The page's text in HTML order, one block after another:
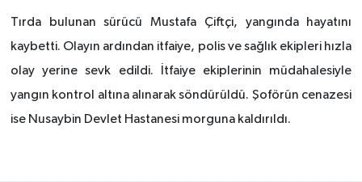
Tırda bulunan sürücü Mustafa Çiftçi, yangında hayatını
kaybetti. Olayın ardından itfaiye, polis ve sağlık ekipleri hızla
olay yerine sevk edildi. İtfaiye ekiplerinin müdahalesiyle
yangın kontrol altına alınarak söndürüldü. Şoförün cenazesi
ise Nusaybin Devlet Hastanesi morguna kaldırıldı.